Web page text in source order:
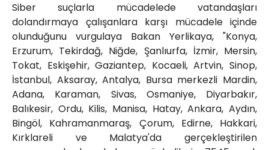
Siber suçlarla mücadelede vatandaşları
dolandırmaya çalışanlara karşı mücadele içinde
olunduğunu vurgulaya Bakan Yerlikaya, "Konya,
Erzurum, Tekirdağ, Niğde, Şanlıurfa, İzmir, Mersin,
Tokat, Eskişehir, Gaziantep, Kocaeli, Artvin, Sinop,
İstanbul, Aksaray, Antalya, Bursa merkezli Mardin,
Adana, Karaman, Sivas, Osmaniye, Diyarbakır,
Balıkesir, Ordu, Kilis, Manisa, Hatay, Ankara, Aydın,
Bingöl, Kahramanmaraş, Çorum, Edirne, Hakkari,
Kırklareli ve Malatya'da gerçekleştirilen